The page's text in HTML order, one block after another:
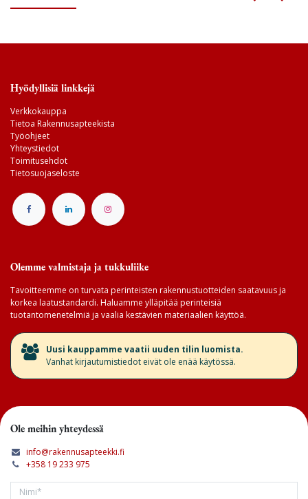
Hyödyllisiä linkkejä
Verkkokauppa
Tietoa Rakennusapteekista
Työohjeet
Yhteystiedot
Toimitusehdot
Tietosuojaseloste
Olemme valmistaja ja tukkuliike
Tavoitteemme on turvata perinteisten rakennustuotteiden saatavuus ja
korkea laatustandardi. Haluamme ylläpitää perinteisiä
tuotantomenetelmiä ja vaalia kestävien materiaalien käyttöä.
​Uusi kauppamme vaatii uuden tilin luomista.
Vanhat kirjautumistiedot eivät ole enää käytössä.
Ole meihin yhteydessä
info@rakennusapteekki.fi
+358 19 233 975